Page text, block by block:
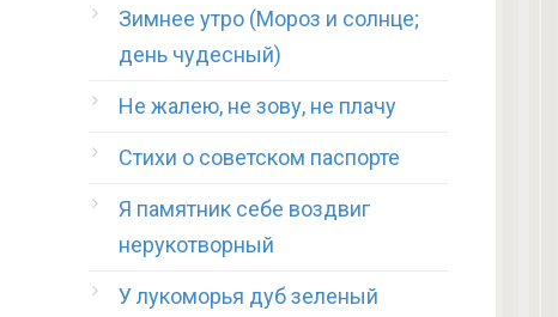
Зимнее утро (Мороз и солнце;
день чудесный)
Не жалею, не зову, не плачу
Стихи о советском паспорте
Я памятник себе воздвиг
нерукотворный
У лукоморья дуб зеленый